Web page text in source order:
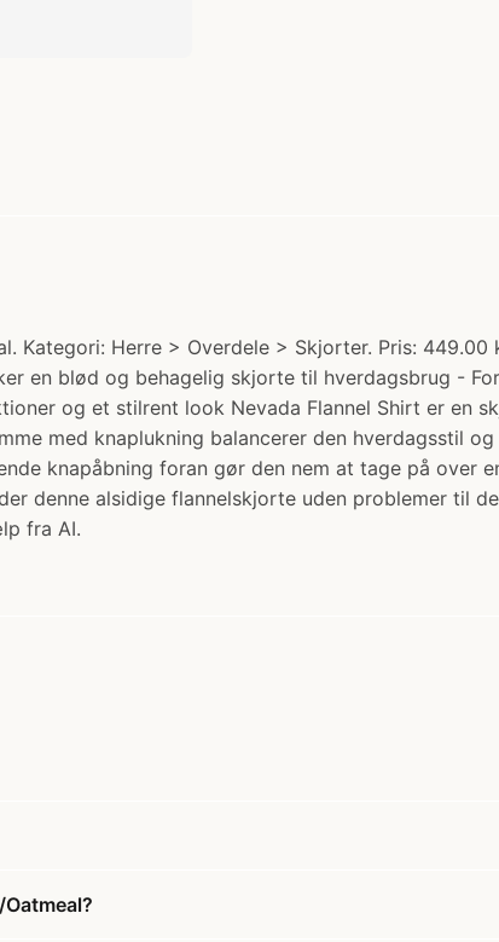
Kategori: Herre > Overdele > Skjorter. Pris:
en blød og behagelig skjorte til hverdagsbrug -
og et stilrent look Nevada Flannel Shirt er en
med knaplukning balancerer den hverdagsstil
knapåbning foran gør den nem at tage på over
denne alsidige flannelskjorte uden problemer til
fra AI.